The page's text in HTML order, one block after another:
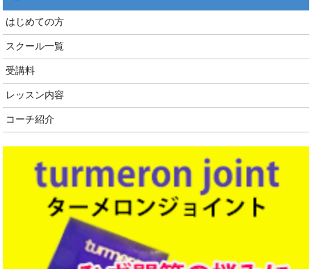
はじめての方
スクール一覧
受講料
レッスン内容
コーチ紹介